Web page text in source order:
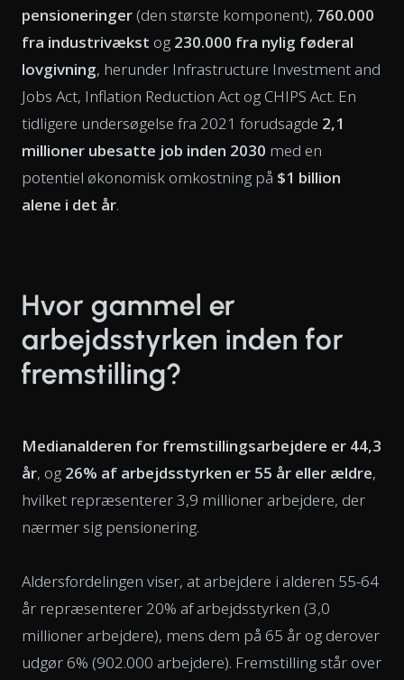
pensioneringer (den største komponent), 760.000
fra industrivækst og 230.000 fra nylig føderal
lovgivning, herunder Infrastructure Investment and
Jobs Act, Inflation Reduction Act og CHIPS Act. En
tidligere undersøgelse fra 2021 forudsagde 2,1
millioner ubesatte job inden 2030 med en
potentiel økonomisk omkostning på $1 billion
alene i det år.
Hvor gammel er
arbejdsstyrken inden for
fremstilling?
Medianalderen for fremstillingsarbejdere er 44,3
år, og 26% af arbejdsstyrken er 55 år eller ældre,
hvilket repræsenterer 3,9 millioner arbejdere, der
nærmer sig pensionering.
Aldersfordelingen viser, at arbejdere i alderen 55-64
år repræsenterer 20% af arbejdsstyrken (3,0
millioner arbejdere), mens dem på 65 år og derover
udgør 6% (902.000 arbejdere). Fremstilling står over